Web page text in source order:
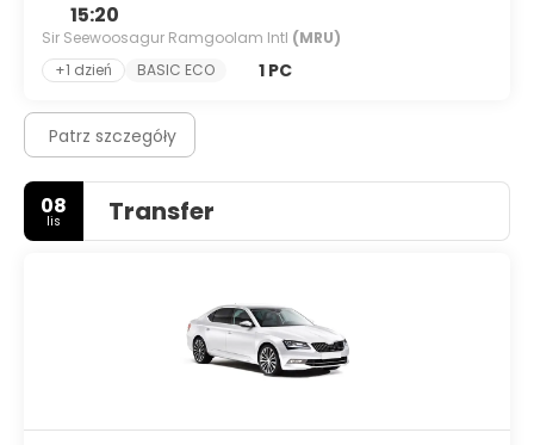
15:20
Sir Seewoosagur Ramgoolam Intl (MRU)
+1 dzień
BASIC ECO 1 PC
Patrz szczegóły
08
lis Transfer